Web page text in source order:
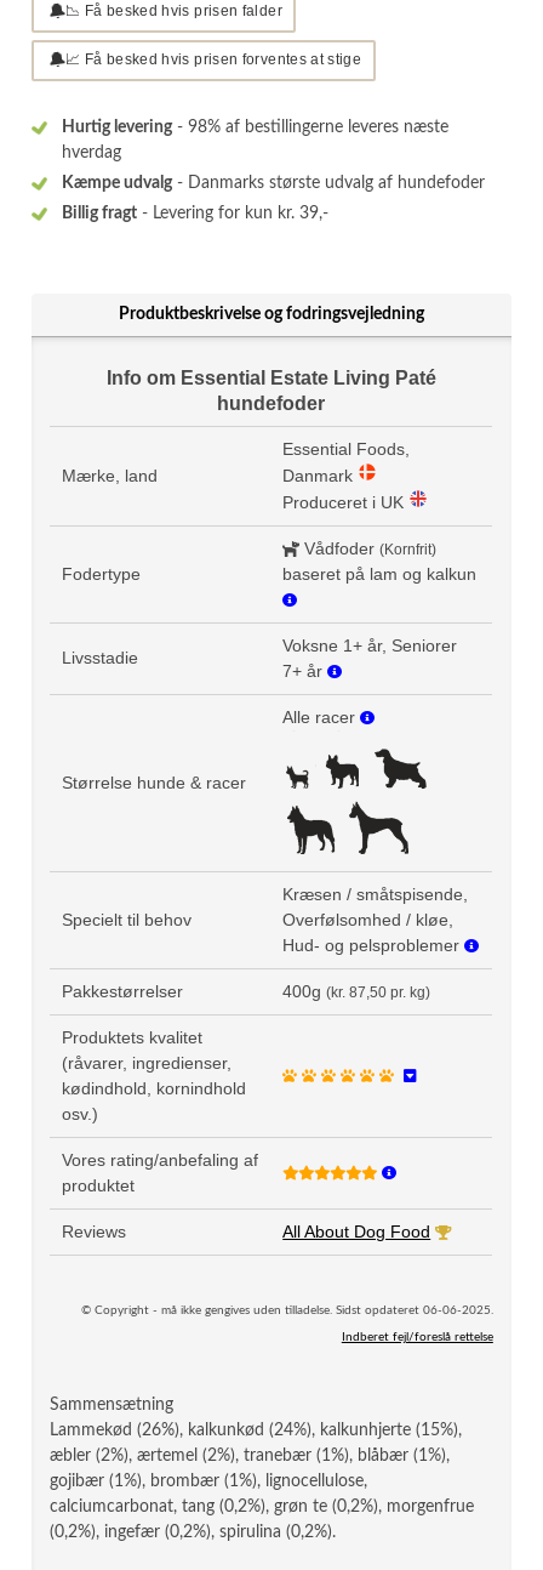
🔔📉 Få besked hvis prisen falder
🔔📈 Få besked hvis prisen forventes at stige
Hurtig levering- 98% af bestillingerne leveres næste
hverdag
Kæmpe udvalg- Danmarks største udvalg af hundefoder
Billig fragt - Levering for kun kr. 39,-
Produktbeskrivelse og fodringsvejledning
Info om Essential Estate Living Paté
hundefoder
Mærke, land
Essential Foods,
Danmark
Produceret i UK
Fodertype
Vådfoder(Kornfrit)
baseret på lam og kalkun
Livsstadie
Voksne 1+ år, Seniorer
7+ år
Størrelse hunde & racer
Alle racer
Specielt til behov
Kræsen / småtspisende,
Overfølsomhed / kløe,
Hud- og pelsproblemer
Pakkestørrelser 400g(kr. 87,50 pr. kg)
Produktets kvalitet
(råvarer, ingredienser,
kødindhold, kornindhold
osv.)
Vores rating/anbefaling af
produktet
Reviews All About Dog Food
© Copyright - må ikke gengives uden tilladelse. Sidst opdateret 06-06-2025.
Indberet fejl/foreslå rettelse
Sammensætning
Lammekød (26%), kalkunkød (24%), kalkunhjerte (15%),
æbler (2%), ærtemel (2%), tranebær (1%), blåbær (1%),
gojibær (1%), brombær (1%), lignocellulose,
calciumcarbonat, tang (0,2%), grøn te (0,2%), morgenfrue
(0,2%), ingefær (0,2%), spirulina (0,2%).